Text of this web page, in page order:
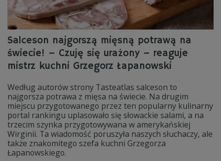
Salceson najgorszą mięsną potrawą na
świecie! – Czuję się urażony – reaguje
mistrz kuchni Grzegorz Łapanowski
Według autorów strony Tasteatlas salceson to
najgorsza potrawa z mięsa na świecie. Na drugim
miejscu przygotowanego przez ten popularny kulinarny
portal rankingu uplasowało się słowackie salami, a na
trzecim szynka przygotowywana w amerykańskiej
Wirginii. Ta wiadomość poruszyła naszych słuchaczy, ale
także znakomitego szefa kuchni Grzegorza
Łapanowskiego.